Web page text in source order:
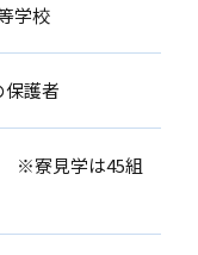
学校
保護者
※寮見学は45組